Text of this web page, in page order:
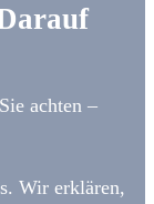
achten –
Wir erklären,